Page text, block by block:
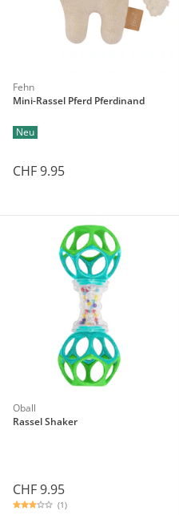
Fehn
Mini-Rassel Pferd Pferdinand
Neu
CHF 9.95
Oball
Rassel Shaker
CHF 9.95
(1)